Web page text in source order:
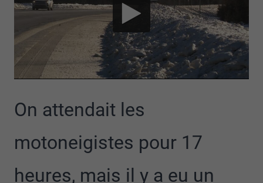
On attendait les
motoneigistes pour 17
heures, mais il y a eu un